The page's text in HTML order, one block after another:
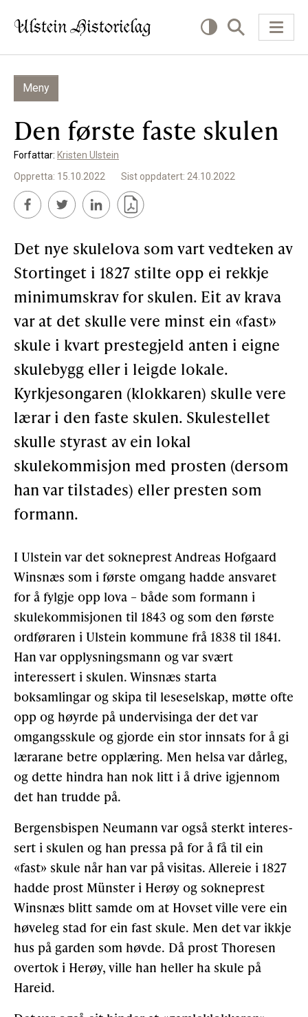
KVA VIL DU LESE OM?
Kultur
Næring
Offentlig
Personar
SLIK KAN DU BIDRA
Bidra til lokalhistorie
OM ULSTEIN HISTORIELAG
Kontakt oss
Om oss
Levd liv
FÅ TILGONG
BLI MEDLEM
Gløymt passord Allereie medlem?
Meny
Den første faste skulen
Forfattar: Kristen Ulstein
Oppretta: 15.10.2022
Sist oppdatert: 24.10.2022
Det nye skulelova som vart vedteken av
Stortinget i 1827 stilte opp ei rekkje
minimumskrav for skulen. Eit av krava
var at det skulle vere minst ein «fast»
skule i kvart prestegjeld anten i eigne
skulebygg eller i leigde lokale.
Kyrkjesongaren (klokkaren) skulle vere
lærar i den faste skulen. Skulestellet
skulle styrast av ein lokal
skulekommisjon med prosten (dersom
han var tilstades) eller presten som
formann.
I Ulstein var det sokneprest Andreas Hofgaard
Winsnæs som i første omgang hadde ansvaret
for å fylgje opp lova – både som formann i
skulekommisjo­nen til 1843 og som den første
ordføraren i Ulstein kommune frå 1838 til 1841.
Han var opplysnings­mann og var svært
interessert i skulen. Winsnæs starta
boksamlingar og skipa til leseselskap, møtte ofte
opp og høyrde på undervisinga der det var
omgangsskule og gjorde ein stor innsats for å gi
lærarane betre opplæring. Men helsa var dårleg,
og dette hindra han nok litt i å drive igjennom
det han trudde på.
Bergensbispen Neumann var også sterkt interes­
sert i skulen og han pressa på for å få til ein
«fast» skule når han var på visitas. Allereie i 1827
hadde prost Münster i Herøy og sokneprest
Winsnæs blitt samde om at Hovset ville vere ein
høveleg stad for ein fast skule. Men det var ikkje
hus på garden som høvde. Då prost Thoresen
overtok i Herøy, ville han heller ha skule på
Hareid.